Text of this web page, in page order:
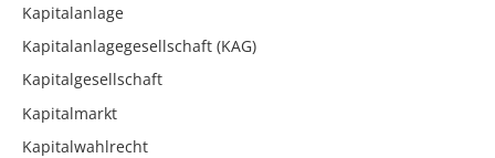
Kapitalanlage
Kapitalanlagegesellschaft (KAG)
Kapitalgesellschaft
Kapitalmarkt
Kapitalwahlrecht